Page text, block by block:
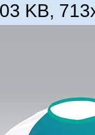
KB,